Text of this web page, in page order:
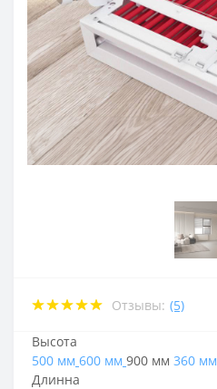
Отзывы: (5)
Высота
500 мм 600 мм 900 мм 360 мм
Длинна